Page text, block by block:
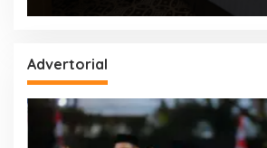
Advertorial